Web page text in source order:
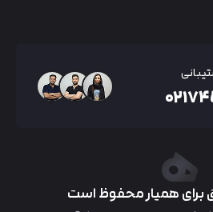
همیار محفوظ است